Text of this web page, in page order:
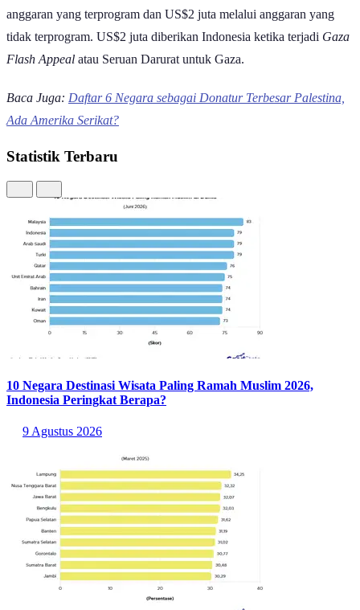
anggaran yang terprogram dan US$2 juta melalui anggaran yang
tidak terprogram. US$2 juta diberikan Indonesia ketika terjadi Gaza
Flash Appeal atau Seruan Darurat untuk Gaza.
Baca Juga: Daftar 6 Negara sebagai Donatur Terbesar Palestina,
Ada Amerika Serikat?
Statistik Terbaru
10 Negara Destinasi Wisata Paling Ramah Muslim 2026,
Indonesia Peringkat Berapa?
9 Agustus 2026